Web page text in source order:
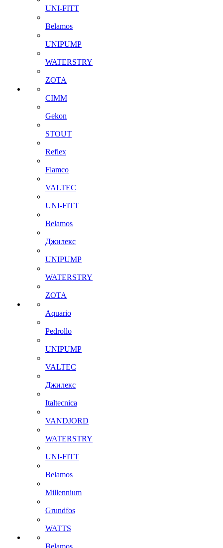
UNI-FITT
Belamos
UNIPUMP
WATERSTRY
ZOTA
CIMM
Gekon
STOUT
Reflex
Flamco
VALTEC
UNI-FITT
Belamos
Джилекс
UNIPUMP
WATERSTRY
ZOTA
Aquario
Pedrollo
UNIPUMP
VALTEC
Джилекс
Italtecnica
VANDJORD
WATERSTRY
UNI-FITT
Belamos
Millennium
Grundfos
WATTS
Belamos